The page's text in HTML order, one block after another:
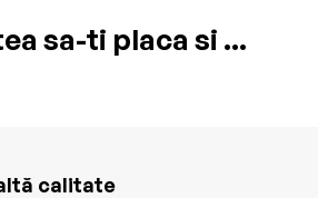
sa-ti placa si ...
calitate